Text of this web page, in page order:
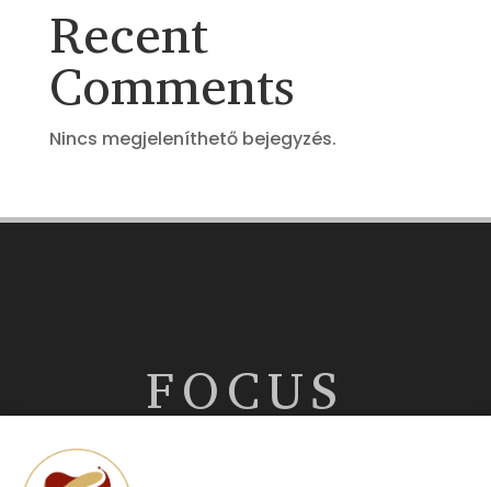
Recent
Comments
Nincs megjeleníthető bejegyzés.
FOCUS